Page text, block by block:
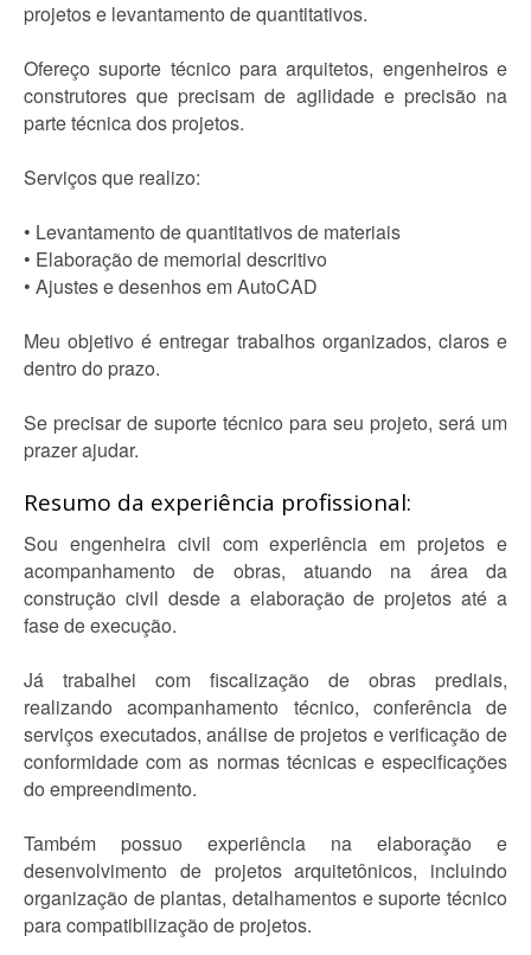
projetos e levantamento de quantitativos.
Ofereço suporte técnico para arquitetos, engenheiros e
construtores que precisam de agilidade e precisão na
parte técnica dos projetos.
Serviços que realizo:
• Levantamento de quantitativos de materiais
• Elaboração de memorial descritivo
• Ajustes e desenhos em AutoCAD
Meu objetivo é entregar trabalhos organizados, claros e
dentro do prazo.
Se precisar de suporte técnico para seu projeto, será um
prazer ajudar.
Resumo da experiência profissional:
Sou engenheira civil com experiência em projetos e
acompanhamento de obras, atuando na área da
construção civil desde a elaboração de projetos até a
fase de execução.
Já trabalhei com fiscalização de obras prediais,
realizando acompanhamento técnico, conferência de
serviços executados, análise de projetos e verificação de
conformidade com as normas técnicas e especificações
do empreendimento.
Também possuo experiência na elaboração e
desenvolvimento de projetos arquitetônicos, incluindo
organização de plantas, detalhamentos e suporte técnico
para compatibilização de projetos.